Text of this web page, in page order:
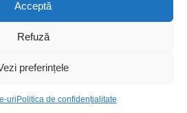
Acceptă
Refuză
preferințele
uriPolitica de confidențialitate